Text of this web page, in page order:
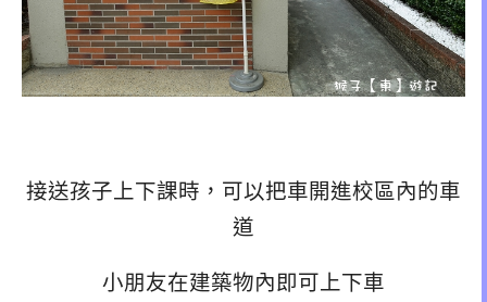
接送孩子上下課時，可以把車開進校區內的車
道
小朋友在建築物內即可上下車